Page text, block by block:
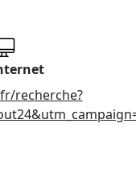
recherche?